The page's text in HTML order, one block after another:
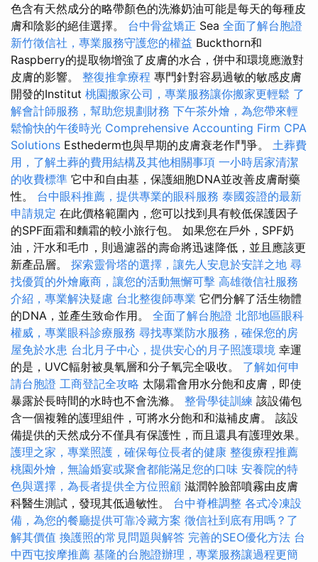
色含有天然成分的略帶顏色的洗滌奶油可能是每天的每種皮
膚和陰影的絕佳選擇。 台中骨盆矯正 Sea 全面了解台胞證
新竹徵信社，專業服務守護您的權益 Buckthorn和
Raspberry的提取物增強了皮膚的水合，併中和環境應激對
皮膚的影響。 整復推拿療程 專門針對容易過敏的敏感皮膚
開發的Institut 桃園搬家公司，專業服務讓你搬家更輕鬆 了
解會計師服務，幫助您規劃財務 下午茶外燴，為您帶來輕
鬆愉快的午後時光 Comprehensive Accounting Firm CPA
Solutions Esthederm也與早期的皮膚衰老作鬥爭。 土葬費
用，了解土葬的費用結構及其他相關事項 一小時居家清潔
的收費標準 它中和自由基，保護細胞DNA並改善皮膚耐藥
性。 台中眼科推薦，提供專業的眼科服務 泰國簽證的最新
申請規定 在此價格範圍內，您可以找到具有較低保護因子
的SPF面霜和麵霜的較小旅行包。 如果您在戶外，SPF奶
油，汗水和毛巾，則過濾器的壽命將迅速降低，並且應該更
新產品層。 探索靈骨塔的選擇，讓先人安息於安詳之地 尋
找優質的外燴廠商，讓您的活動無懈可擊 高雄徵信社服務
介紹，專業解決疑慮 台北整復師專業 它們分解了活生物體
的DNA，並產生致命作用。 全面了解台胞證 北部地區眼科
權威，專業眼科診療服務 尋找專業防水服務，確保您的房
屋免於水患 台北月子中心，提供安心的月子照護環境 幸運
的是，UVC輻射被臭氧層和分子氧完全吸收。 了解如何申
請台胞證 工商登記全攻略 太陽霜會用水分飽和皮膚，即使
暴露於長時間的水時也不會洗滌。 整骨學徒訓練 該設備包
含一個複雜的護理組件，可將水分飽和和滋補皮膚。 該設
備提供的天然成分不僅具有保護性，而且還具有護理效果。
護理之家，專業照護，確保每位長者的健康 整復療程推薦
桃園外燴，無論婚宴或聚會都能滿足您的口味 安養院的特
色與選擇，為長者提供全方位照顧 滋潤幹臉部噴霧由皮膚
科醫生測試，發現其低過敏性。 台中脊椎調整 各式冷凍設
備，為您的餐廳提供可靠冷藏方案 徵信社到底有用嗎？了
解其價值 換護照的常見問題與解答 完善的SEO優化方法 台
中西屯按摩推薦 基隆的台胞證辦理，專業服務讓過程更簡